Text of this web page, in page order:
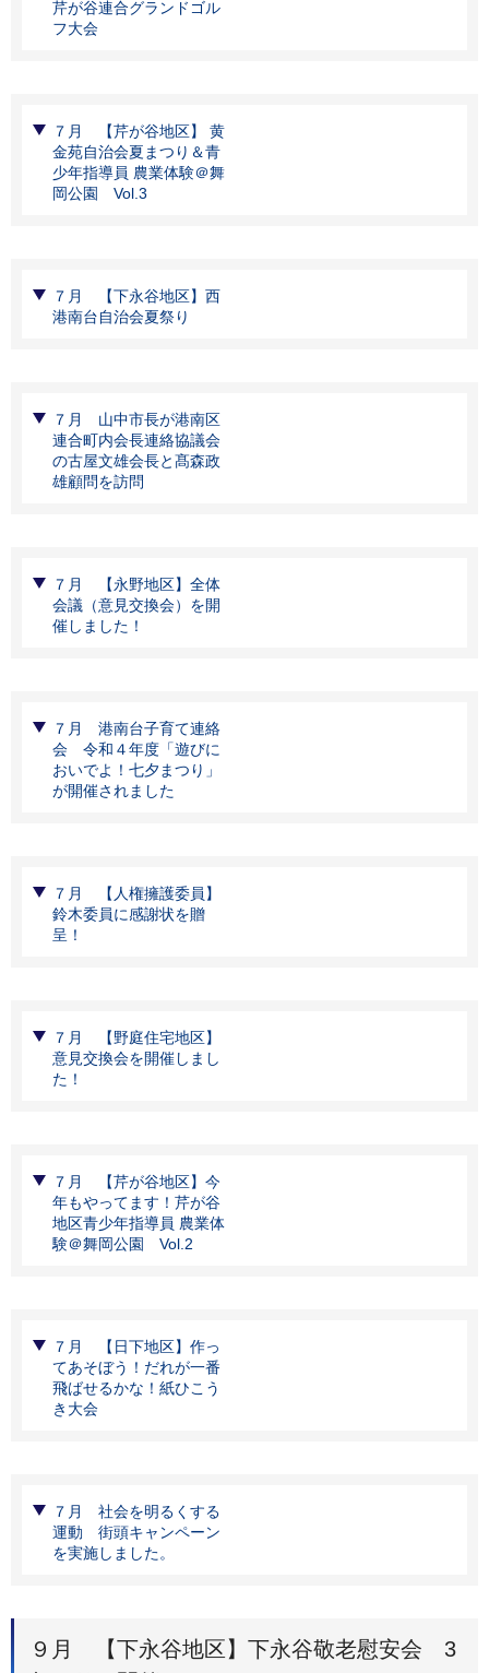
芹が谷連合グランドゴル
フ大会
７月 【芹が谷地区】 黄
金苑自治会夏まつり＆青
少年指導員 農業体験＠舞
岡公園 Vol.3
７月 【下永谷地区】西
港南台自治会夏祭り
７月 山中市長が港南区
連合町内会長連絡協議会
の古屋文雄会長と髙森政
雄顧問を訪問
７月 【永野地区】全体
会議（意見交換会）を開
催しました！
７月 港南台子育て連絡
会 令和４年度「遊びに
おいでよ！七夕まつり」
が開催されました
７月 【人権擁護委員】
鈴木委員に感謝状を贈
呈！
７月 【野庭住宅地区】
意見交換会を開催しまし
た！
７月 【芹が谷地区】今
年もやってます！芹が谷
地区青少年指導員 農業体
験＠舞岡公園 Vol.2
７月 【日下地区】作っ
てあそぼう！だれが一番
飛ばせるかな！紙ひこう
き大会
７月 社会を明るくする
運動 街頭キャンペーン
を実施しました。
９月 【下永谷地区】下永谷敬老慰安会 3